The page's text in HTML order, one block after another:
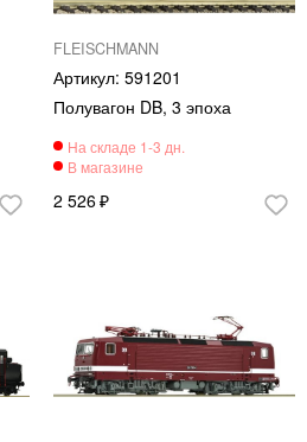
FLEISCHMANN
591201
Полувагон DB, 3 эпоха
2 526